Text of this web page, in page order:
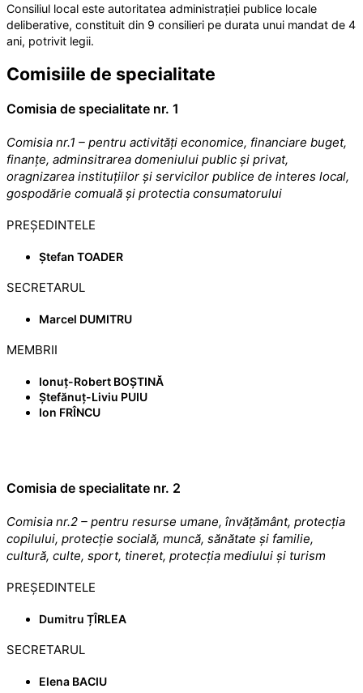
Consiliul local este autoritatea administrației publice locale
deliberative, constituit din 9 consilieri pe durata unui mandat de 4
ani, potrivit legii.
Comisiile de specialitate
Comisia de specialitate nr. 1
Comisia nr.1 – pentru activități economice, financiare buget,
finanțe, adminsitrarea domeniului public și privat,
oragnizarea instituțiilor și servicilor publice de interes local,
gospodărie comuală și protectia consumatorului
PREȘEDINTELE
Ștefan TOADER
SECRETARUL
Marcel DUMITRU
MEMBRII
Ionuț-Robert BOȘTINĂ
Ștefănuț-Liviu PUIU
Ion FRÎNCU
Comisia de specialitate nr. 2
Comisia nr.2 – pentru resurse umane, învățământ, protecția
copilului, protecție socială, muncă, sănătate și familie,
cultură, culte, sport, tineret, protecția mediului și turism
PREȘEDINTELE
Dumitru ȚÎRLEA
SECRETARUL
Elena BACIU